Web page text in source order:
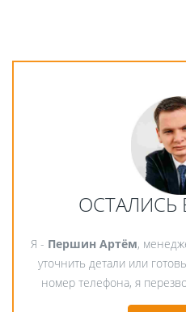
ОСТАЛИСЬ
Я - Першин Артём,
уточнить детали или
номер телефона, я